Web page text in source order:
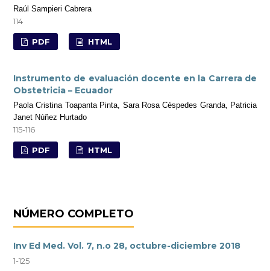
Raúl Sampieri Cabrera
114
PDF HTML
Instrumento de evaluación docente en la Carrera de
Obstetricia – Ecuador
Paola Cristina Toapanta Pinta, Sara Rosa Céspedes Granda, Patricia
Janet Núñez Hurtado
115-116
PDF HTML
NÚMERO COMPLETO
Inv Ed Med. Vol. 7, n.o 28, octubre-diciembre 2018
1-125